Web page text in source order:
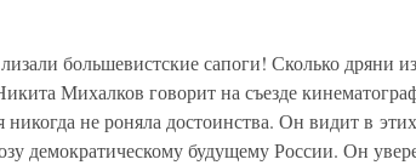
большевистские сапоги! Сколько дряни
Михалков говорит на съезде
не роняла достоинства. Он видит в
демократическому будущему России. Он